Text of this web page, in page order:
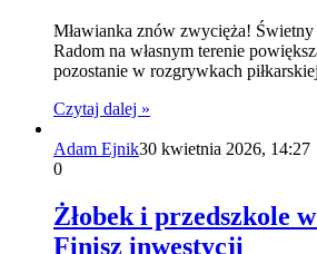
Mławianka znów zwycięża!
Radom na własnym terenie
pozostanie w rozgrywkach
Czytaj dalej »
Adam Ejnik30 kwietnia 2026, 14:27
0
Żłobek i przedszkole
Finisz inwestycji